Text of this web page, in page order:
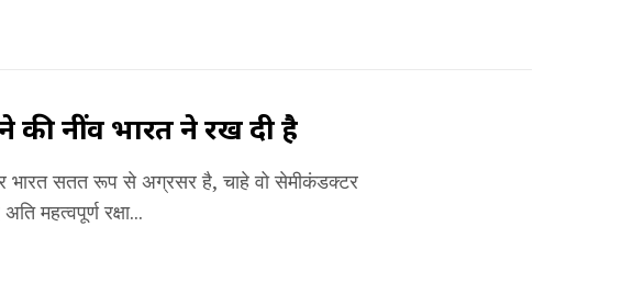
की नींव भारत ने रख दी है
भारत सतत रूप से अग्रसर है, चाहे वो सेमीकंडक्टर
महत्वपूर्ण रक्षा...